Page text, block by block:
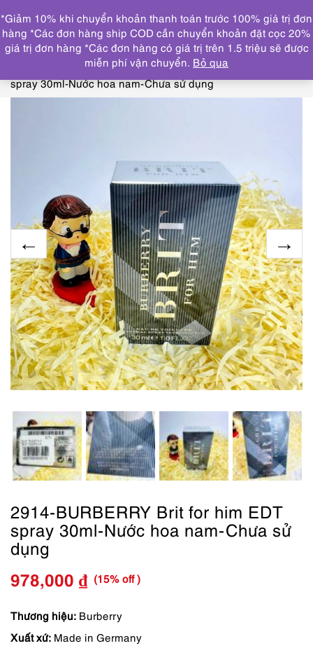
DANH MỤC
Trang chủ
THƯƠNG HIỆU NỔI
BURBERRY
2914-BURBERRY Brit for him EDT
spray 30ml-Nước hoa nam-Chưa sử dụng
2914-BURBERRY Brit for him EDT
spray 30ml-Nước hoa nam-Chưa sử
dụng
Giá
gốc
là:
978,000 ₫
Giá
hiện
tại
(15% off )
Thương hiệu: Burberry
Xuất xứ: Made in Germany
*Giảm 10% khi chuyển khoản thanh toán trước 100% giá trị đơn
hàng *Các đơn hàng ship COD cần chuyển khoản đặt cọc 20%
giá trị đơn hàng *Các đơn hàng có giá trị trên 1.5 triệu sẽ được
miễn phí vận chuyển. Bỏ qua